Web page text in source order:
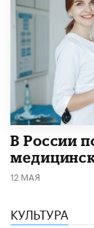
В России
12 МАЯ
КУЛЬТУРА